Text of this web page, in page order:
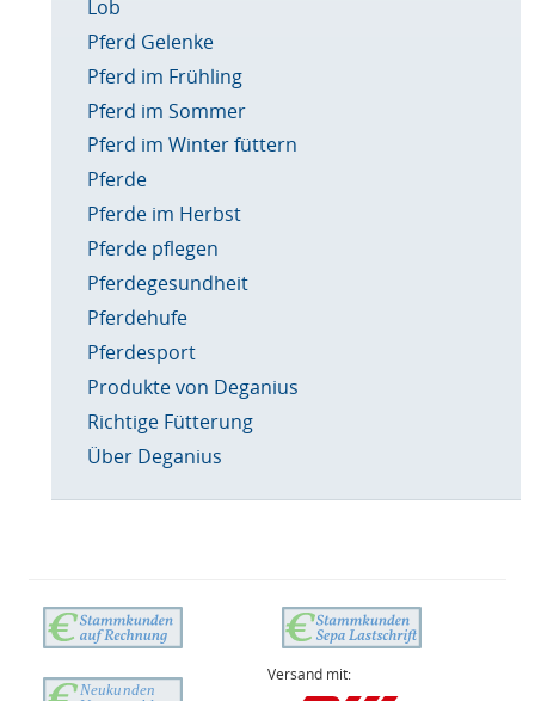
Lob
Pferd Gelenke
Pferd im Frühling
Pferd im Sommer
Pferd im Winter füttern
Pferde
Pferde im Herbst
Pferde pflegen
Pferdegesundheit
Pferdehufe
Pferdesport
Produkte von Deganius
Richtige Fütterung
Über Deganius
Versand mit: